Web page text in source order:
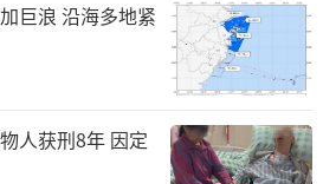
巨浪 沿海多地紧
人获刑8年 因定